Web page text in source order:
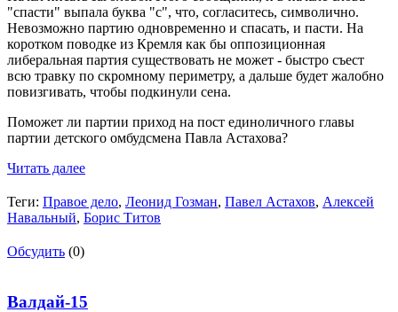
"спасти" выпала буква "с", что, согласитесь, символично.
Невозможно партию одновременно и спасать, и пасти. На
коротком поводке из Кремля как бы оппозиционная
либеральная партия существовать не может - быстро съест
всю травку по скромному периметру, а дальше будет жалобно
повизгивать, чтобы подкинули сена.
Поможет ли партии приход на пост единоличного главы
партии детского омбудсмена Павла Астахова?
Читать далее
Теги: Правое дело, Леонид Гозман, Павел Астахов, Алексей
Навальный, Борис Титов
Обсудить (0)
Валдай-15